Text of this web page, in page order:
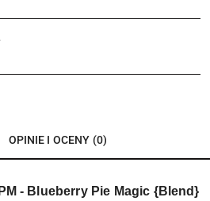
OPINIE I OCENY (0)
- Blueberry Pie Magic {Blend}